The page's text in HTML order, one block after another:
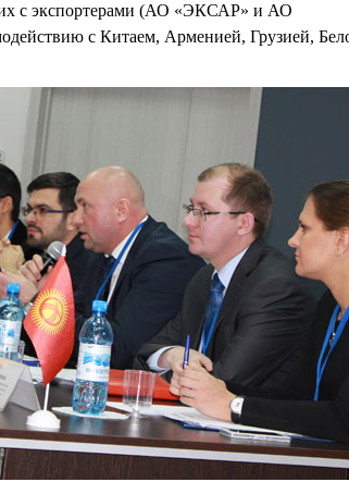
с экспортерами (АО «ЭКСАР» и АО
с Китаем, Арменией, Грузией,